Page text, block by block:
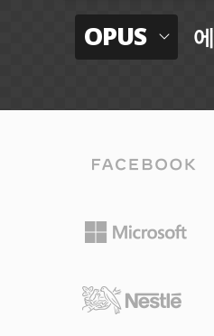
OPUS 에